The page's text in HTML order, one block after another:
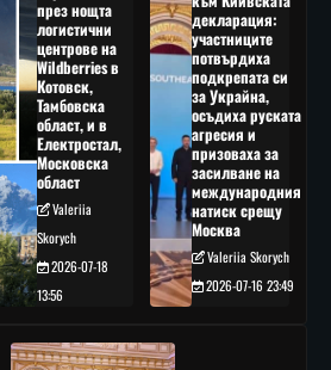
през нощта
логистични
центрове на
Wildberries в
Котовск,
Тамбовска
област, и в
Електростал,
Московска
област
Valeriia
Skorych
2026-07-18
13:56
декларация:
участниците
потвърдиха
подкрепата си
за Украйна,
осъдиха руската
агресия и
призоваха за
засилване на
международния
натиск срещу
Москва
Valeriia Skorych
2026-07-16 23:49